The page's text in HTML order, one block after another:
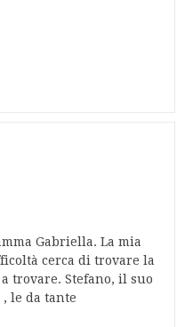
Gabriella. La mia
cerca di trovare la
trovare. Stefano, il suo
le da tante